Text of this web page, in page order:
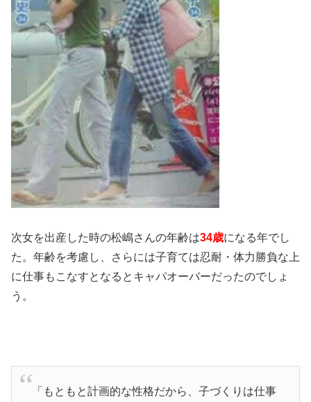
次女を出産した時の松嶋さんの年齢は34歳になる年でし
た。年齢を考慮し、さらには子育ては忍耐・体力勝負な上
に仕事もこなすとなるとキャパオーバーだったのでしょ
う。
「もともと計画的な性格だから、子づくりは仕事